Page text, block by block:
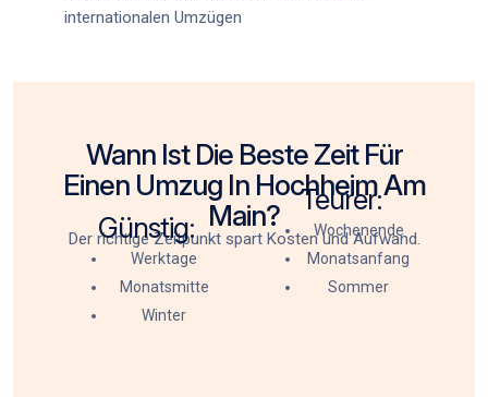
internationalen Umzügen
Wann Ist Die Beste Zeit Für
Einen Umzug In Hochheim Am
Main?
Der richtige Zeitpunkt spart Kosten und Aufwand.
Günstig:
Werktage
Monatsmitte
Winter
Teurer:
Wochenende
Monatsanfang
Sommer